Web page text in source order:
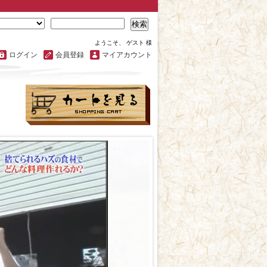
検索
ようこそ、 ゲスト 様
マイアカウント
会員登録
ログイン